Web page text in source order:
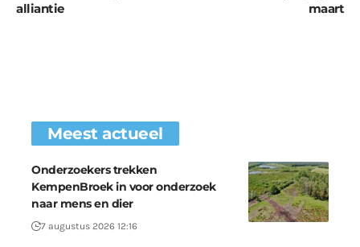
alliantie
maart
Meest actueel
Onderzoekers trekken
KempenBroek in voor onderzoek
naar mens en dier
7 augustus 2026 12:16